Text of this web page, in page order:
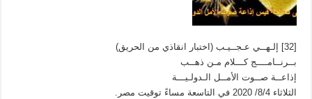
[32] إلـهــي عـجــيـب (اختبار انقاذي من الحريق)
بــرنــامــــج كـــلام مـن ذهــب
إذاعــة صــوت الأمــل الـدولـيـــة
الثلاثاء 8/4/ 2020 في التاسعة مساءً توقيت مصر.